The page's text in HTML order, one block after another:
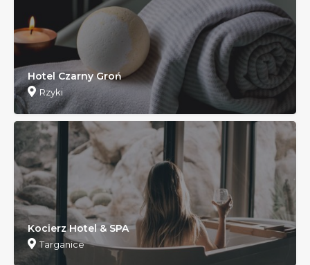
Hotel Czarny Groń
Rzyki
Kocierz Hotel & SPA
Targanice